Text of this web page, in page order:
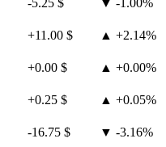
-5.25 $ ▼ -1.00%
+11.00 $ ▲ +2.14%
+0.00 $ ▲ +0.00%
+0.25 $
▲ +0.05%
-16.75 $
▼ -3.16%